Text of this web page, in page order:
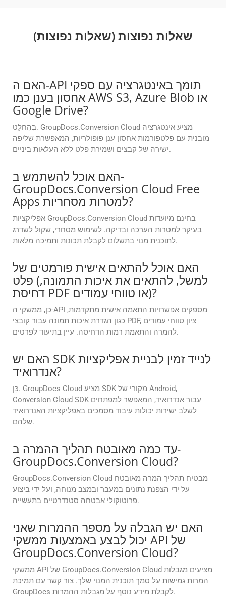
שאלות נפוצות (שאלות נפוצות)
האם ה-API תומך באינטגרציה עם ספקי
אחסון בענן כמו AWS S3, Azure Blob או
Google Drive?
בְּהֶחלֵט. GroupDocs.Conversion Cloud מציע אינטגרציה
מובנית עם פלטפורמות אחסון ענן פופולריות, המאפשרת שליפה
ישירה של קבצים ושמירת פלט ללא העלאות ביניים.
האם אוכל להשתמש ב-
GroupDocs.Conversion Cloud Free
Apps למטרות מסחריות?
אפליקציות GroupDocs.Conversion Cloud בחינם מיועדות
בעיקר למטרות הערכה ובדיקה. לשימוש מסחרי, שקול לשדרג
לתוכנית מנוי בתשלום לקבלת תכונות ותמיכה מלאות.
האם אוכל להתאים אישית פורמטים של
פלט (למשל, להתאים את איכות התמונה,
דחיסת PDF או טווחי עמודים)?
כן, ממשקי ה-API מספקים אפשרויות התאמה אישית מתקדמות,
כגון הגדרת איכות תמונה עבור קובצי PDF, ציון טווחי עמודים
להמרה והתאמת רמות הדחיסה. עיין בתיעוד לפרטים.
האם יש SDK לנייד זמין לבניית אפליקציות
אנדרואיד?
כֵּן. GroupDocs Cloud מציע SDK מקורי של Android,
Conversion Cloud SDK עבור אנדרואיד, המאפשר למפתחים
לשלב ישירות יכולות עיבוד מסמכים באפליקציות האנדרואיד
שלהם.
עד כמה מאובטח תהליך ההמרה ב-
GroupDocs.Conversion Cloud?
GroupDocs.Conversion Cloud מבטיח תהליך המרה מאובטח
על ידי הצפנת נתונים במעבר ובמצב מנוחה, ועל ידי ביצוע
פרוטוקולי אבטחה סטנדרטיים בתעשייה.
האם יש הגבלה על מספר ההמרות שאני
יכול לבצע באמצעות ממשקי API של
GroupDocs.Conversion Cloud?
ממשקי API של GroupDocs.Conversion Cloud מציעים מגבלות
המרות גמישות על סמך תוכנית המנוי שלך. צור קשר עם תמיכת
GroupDocs לקבלת מידע נוסף על מגבלות ההמרות.